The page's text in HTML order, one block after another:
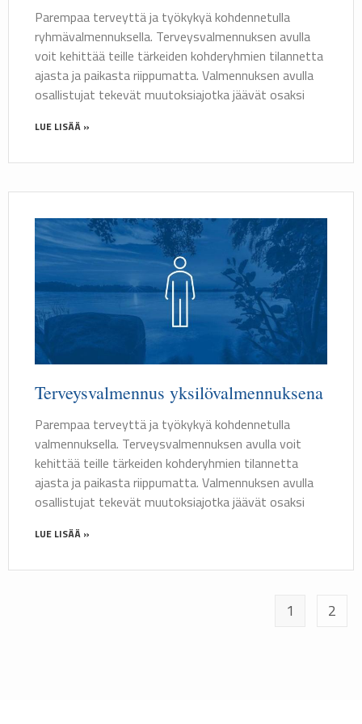
Parempaa terveyttä ja työkykyä kohdennetulla
ryhmävalmennuksella. Terveysvalmennuksen avulla
voit kehittää teille tärkeiden kohderyhmien tilannetta
ajasta ja paikasta riippumatta. Valmennuksen avulla
osallistujat tekevät muutoksiajotka jäävät osaksi
LUE LISÄÄ »
Terveysvalmennus yksilövalmennuksena
Parempaa terveyttä ja työkykyä kohdennetulla
valmennuksella. Terveysvalmennuksen avulla voit
kehittää teille tärkeiden kohderyhmien tilannetta
ajasta ja paikasta riippumatta. Valmennuksen avulla
osallistujat tekevät muutoksiajotka jäävät osaksi
LUE LISÄÄ »
1 2